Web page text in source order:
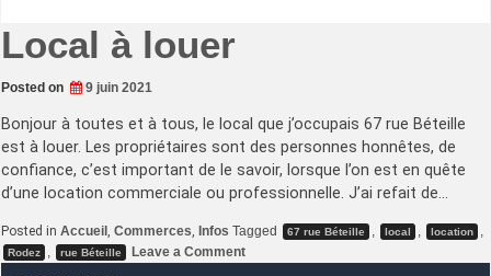
Local à louer
Posted on 9 juin 2021
Bonjour à toutes et à tous, le local que j’occupais 67 rue Béteille
est à louer. Les propriétaires sont des personnes honnêtes, de
confiance, c’est important de le savoir, lorsque l’on est en quête
d’une location commerciale ou professionnelle. J’ai refait de…
Posted in Accueil Commerces Infos Tagged 67 rue Béteille local location
Rodez rue Béteille Leave a Commenton
Local